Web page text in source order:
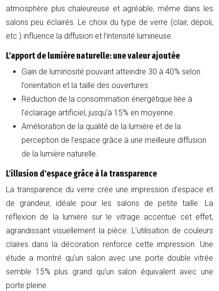
atmosphère plus chaleureuse et agréable, même dans les
salons peu éclairés. Le choix du type de verre (clair, dépoli,
etc.) influence la diffusion et l’intensité lumineuse.
L’apport de lumière naturelle: une valeur ajoutée
Gain de luminosité pouvant atteindre 30 à 40% selon
l’orientation et la taille des ouvertures.
Réduction de la consommation énergétique liée à
l’éclairage artificiel, jusqu’à 15% en moyenne.
Amélioration de la qualité de la lumière et de la
perception de l’espace grâce à une meilleure diffusion
de la lumière naturelle.
L’illusion d’espace grâce à la transparence
La transparence du verre crée une impression d’espace et
de grandeur, idéale pour les salons de petite taille. La
réflexion de la lumière sur le vitrage accentue cet effet,
agrandissant visuellement la pièce. L’utilisation de couleurs
claires dans la décoration renforce cette impression. Une
étude a montré qu’un salon avec une porte double vitrée
semble 15% plus grand qu’un salon équivalent avec une
porte pleine.